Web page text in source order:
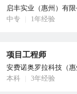
启丰实业（惠州）有
中专
1年经验
项目工程师
安费诺奥罗拉科技（
本科
3年经验